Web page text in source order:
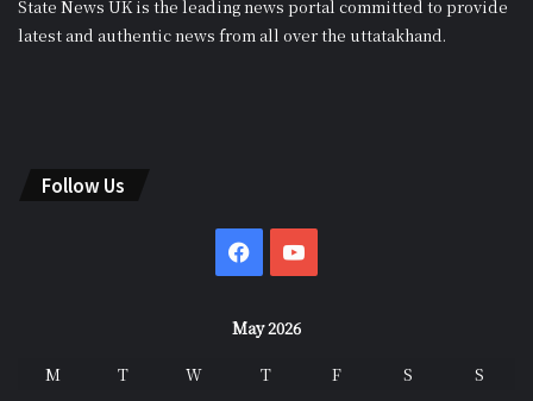
State News UK is the leading news portal committed to provide
latest and authentic news from all over the uttatakhand.
Follow Us
Facebook
May 2026
M T W T F S
S